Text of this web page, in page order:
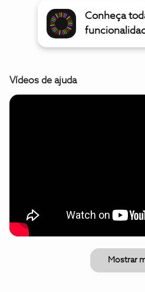
Conheça
Vídeos de ajuda
Mostrar